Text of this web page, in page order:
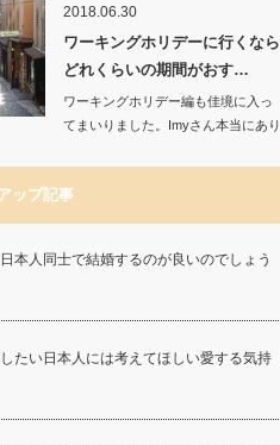
2018.06.30
ワーキングホリデーに行くなら
どれくらいの期間がおす…
ワーキングホリデー編も佳境に入っ
てまいりました。Imyさん本当にあり
ップ記事
本人同士で結婚するのが良いのでしょう
たい日本人には考えてほしい愛する気持